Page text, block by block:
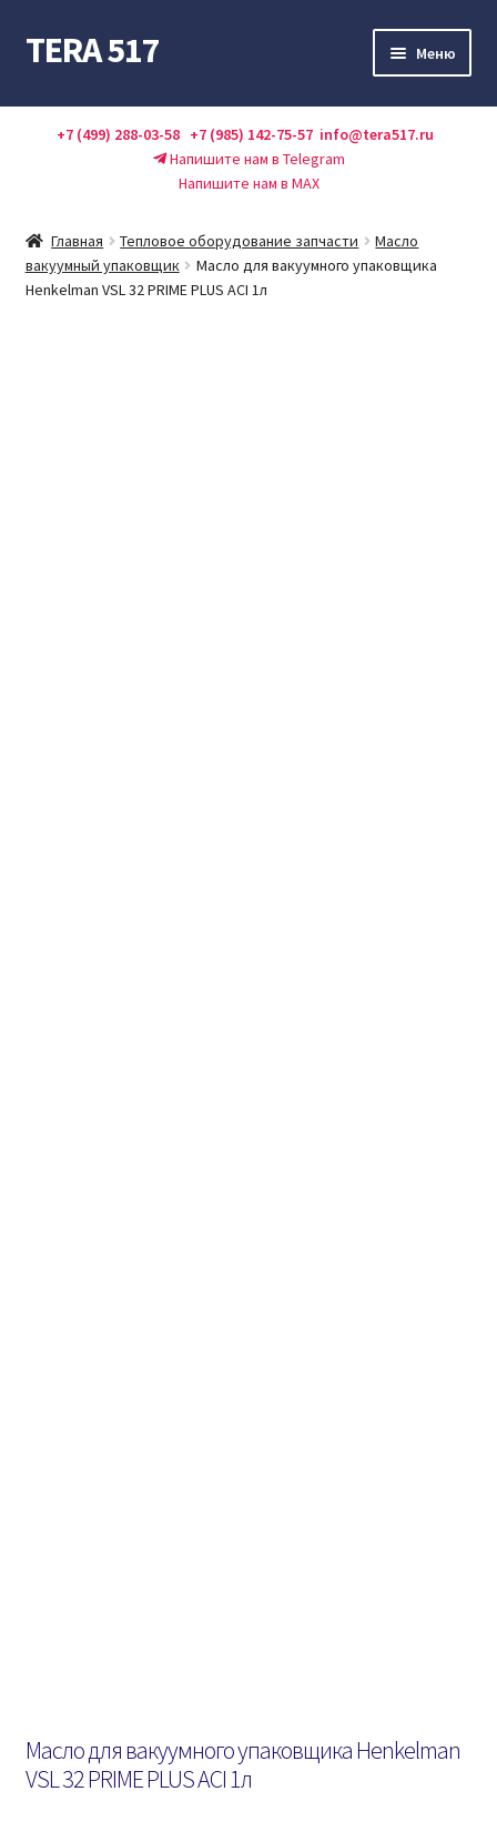
Перейти
Перейти
TERA 517 Меню
Каталог
О нас
+7 (499) 288-03-58 +7 (985) 142-75-57 info@tera517.ru
Напишите нам в Telegram
Напишите нам в MAX
Главная Тепловое оборудование запчасти
Масло
вакуумный упаковщик
Масло для вакуумного упаковщика
Henkelman VSL 32 PRIME PLUS ACI 1л
Масло для вакуумного упаковщика Henkelman
VSL 32 PRIME PLUS ACI 1л